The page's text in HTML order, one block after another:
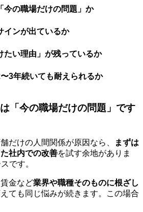
今の職場だけの問題」か
インが出ているか
たい理由」が残っているか
3年続いても耐えられるか
「今の職場だけの問題」です
だけの人間関係が原因なら、
まずは
社内での改善を試す余地がありま
です。
金など業界や職種そのものに根ざし
ても同じ悩みが続きます。この場合